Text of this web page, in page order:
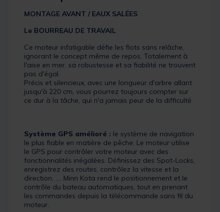
MONTAGE AVANT / EAUX SALÉES
Le BOURREAU DE TRAVAIL
Ce moteur infatigable défie les flots sans relâche,
ignorant le concept même de repos. Totalement à
l'aise en mer, sa robustesse et sa fiabilité ne trouvent
pas d'égal.
Précis et silencieux, avec une longueur d'arbre allant
jusqu'à 220 cm, vous pourrez toujours compter sur
ce dur à la tâche, qui n'a jamais peur de la difficulté.
Système GPS amélioré : le système de navigation
le plus fiable en matière de pêche. Le moteur utilise
le GPS pour contrôler votre moteur avec des
fonctionnalités inégalées. Définissez des Spot-Locks,
enregistrez des routes, contrôlez la vitesse et la
direction, .... Minn Kota rend le positionnement et le
contrôle du bateau automatiques, tout en prenant
les commandes depuis la télécommande sans fil du
moteur.